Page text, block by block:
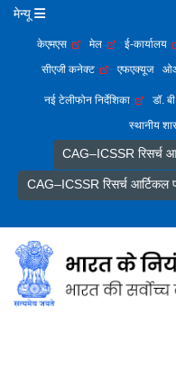
मेन्यू
केएमएस मेल ई-कार्यालय
सीएजी कनेक्ट
एफएक्यूज
नई टेलीफोन निर्देशिका डॉ.
स्थानीय
CAG–ICSSR रिसर्च
CAG–ICSSR रिसर्च आर्टिकल